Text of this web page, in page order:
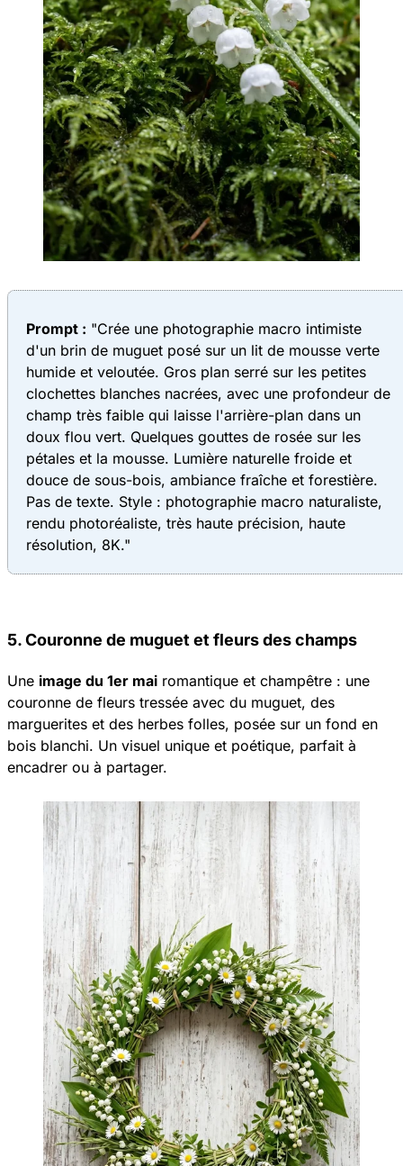
Prompt : "Crée une photographie macro intimiste
d'un brin de muguet posé sur un lit de mousse verte
humide et veloutée. Gros plan serré sur les petites
clochettes blanches nacrées, avec une profondeur de
champ très faible qui laisse l'arrière-plan dans un
doux flou vert. Quelques gouttes de rosée sur les
pétales et la mousse. Lumière naturelle froide et
douce de sous-bois, ambiance fraîche et forestière.
Pas de texte. Style : photographie macro naturaliste,
rendu photoréaliste, très haute précision, haute
résolution, 8K."
5. Couronne de muguet et fleurs des champs
Une image du 1er mai romantique et champêtre : une
couronne de fleurs tressée avec du muguet, des
marguerites et des herbes folles, posée sur un fond en
bois blanchi. Un visuel unique et poétique, parfait à
encadrer ou à partager.